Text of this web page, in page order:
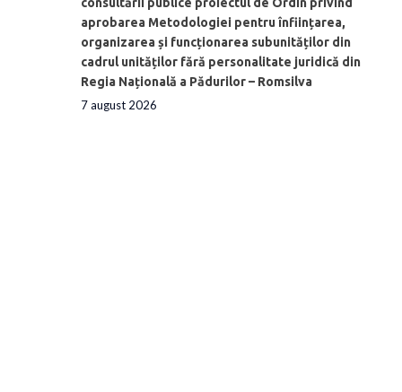
consultării publice proiectul de Ordin privind
aprobarea Metodologiei pentru înființarea,
organizarea și funcționarea subunităților din
cadrul unităților fără personalitate juridică din
Regia Națională a Pădurilor – Romsilva
7 august 2026